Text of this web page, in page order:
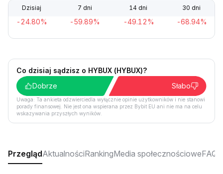
Dzisiaj 7 dni 14 dni 30 dni
-24.80% -59.89% -49.12% -68.94%
Co dzisiaj sądzisz o HYBUX (HYBUX)?
Dobrze
Słabo
Uwaga: Ta ankieta odzwierciedla wyłącznie opinie użytkowników i nie stanowi
porady finansowej. Nie jest ona wspierana przez Bybit EU ani nie ma na celu
wskazywania przyszłych wyników.
PrzeglądAktualnościRankingMedia społecznościoweFAQ